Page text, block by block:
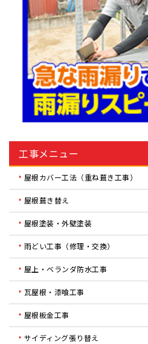
工事メニュー
屋根カバー工法（重ね葺き工事）
屋根葺き替え
屋根塗装・外壁塗装
雨どい工事（修理・交換）
屋上・ベランダ防水工事
瓦屋根・漆喰工事
屋根板金工事
サイディング張り替え